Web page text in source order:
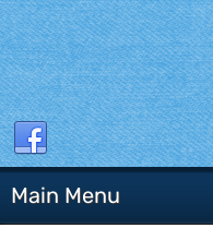
Main Menu